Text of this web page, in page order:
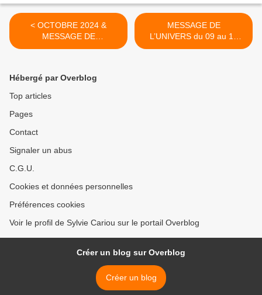
< OCTOBRE 2024 &
MESSAGE DE
L’UNIVERS du 1er au 06
MESSAGE DE
L’UNIVERS du 09 au 15
DECEMBRE 2024 >
Hébergé par Overblog
Top articles
Pages
Contact
Signaler un abus
C.G.U.
Cookies et données personnelles
Préférences cookies
Voir le profil de Sylvie Cariou sur le portail Overblog
Créer un blog sur Overblog
Créer un blog